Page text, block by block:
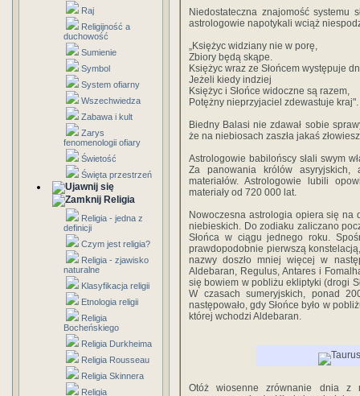
Raj
Religijność a
duchowość
Sumienie
Symbol
System ofiarny
Wszechwiedza
Zabawa i kult
Zarys
fenomenologii ofiary
Świetość
Święta przestrzeń
Religia
Religia - jedna z
definicji
Czym jest religia?
Religia - zjawisko
naturalne
Klasyfikacja religii
Etnologia religii
Religia
Bocheńskiego
Religia Durkheima
Religia Rousseau
Religia Skinnera
Religia
Niedostateczna znajomość systemu
astrologowie napotykali wciąż
„Księżyc widziany nie w porę,
Zbiory będą skąpe.
Księżyc wraz ze Słońcem występuje
Jeżeli kiedy indziej
Księżyc i Słońce widoczne są razem,
Potężny nieprzyjaciel zdewastuje kraj".
Biedny Balasi nie zdawał sobie
że na niebiosach zaszła jakaś
Astrologowie babilońscy słali swym
Za panowania królów
materiałów. Astrologowie lubili
materiały od 720 000 lat.
Nowoczesna astrologia opiera się na
niebieskich. Do zodiaku zaliczano
Słońca w ciągu jednego roku.
prawdopodobnie pierwszą
nazwy doszło mniej więcej w
Aldebaran, Regulus, Antares i
się bowiem w pobliżu ekliptyki (drogi
W czasach sumeryjskich, ponad
następowało, gdy Słońce było w
której wchodzi Aldebaran.
Otóż wiosenne zrównanie dnia